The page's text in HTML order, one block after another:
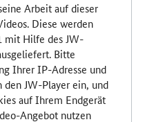
Arbeit auf dieser
Diese werden
mit Hilfe des JW-
Bitte
Ihrer IP-Adresse und
den JW-Player ein, und
auf Ihrem Endgerät
Angebot nutzen